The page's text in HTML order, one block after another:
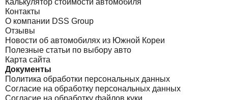
Контакты
О компании DSS Group
Отзывы
Новости об автомобилях из Южной Кореи
Полезные статьи по выбору авто
Карта сайта
Документы
Политика обработки персональных данных
Согласие на обработку персональных данных
Согласие на обработку файлов куки